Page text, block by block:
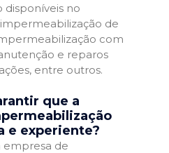
disponíveis no
de
com
e reparos
entre outros.
que a
e experiente?
empresa de